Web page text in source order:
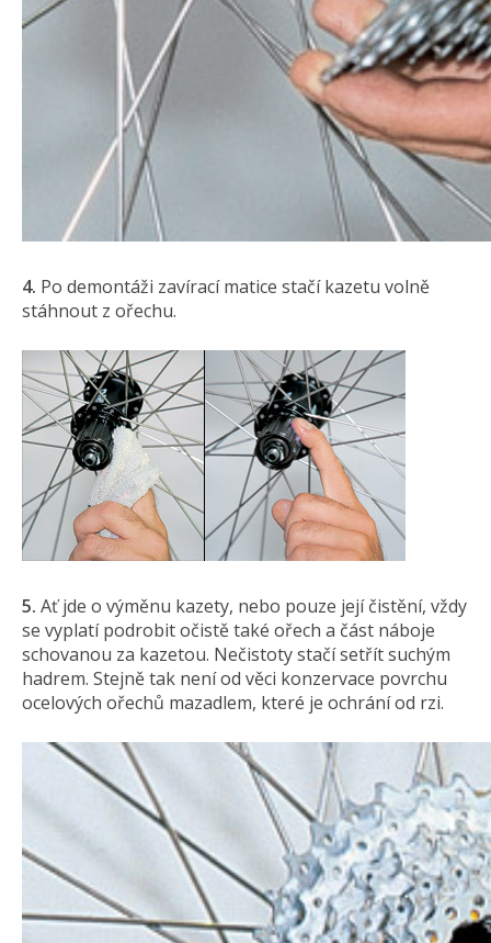
4. Po demontáži zavírací matice stačí kazetu volně
stáhnout z ořechu.
5. Ať jde o výměnu kazety, nebo pouze její čistění, vždy
se vyplatí podrobit očistě také ořech a část náboje
schovanou za kazetou. Nečistoty stačí setřít suchým
hadrem. Stejně tak není od věci konzervace povrchu
ocelových ořechů mazadlem, které je ochrání od rzi.